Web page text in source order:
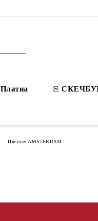
Платна
Цветове AMSTERDAM